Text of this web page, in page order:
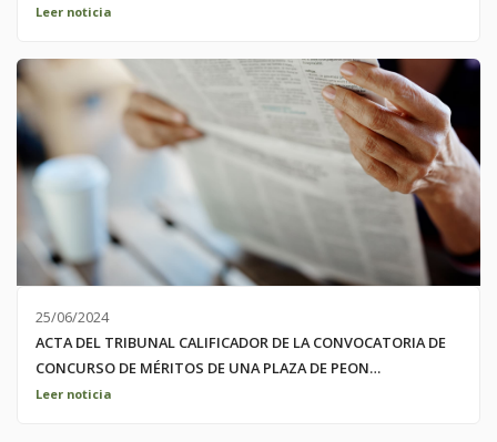
FUNCIONARIO PLAZA AUXILIAR ADMINISTRATIVO
Leer noticia
25/06/2024
ACTA DEL TRIBUNAL CALIFICADOR DE LA CONVOCATORIA DE
CONCURSO DE MÉRITOS DE UNA PLAZA DE PEON
ESPECIALISTA DE COMETIDOS MULTIPLES
ACTA DEL TRIBUNAL CALIFICADOR DE LA CONVOCATORIA DE
Leer noticia